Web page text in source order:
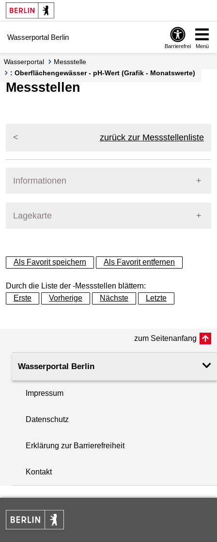
Springe zur Navigation
Springe zum Inhalt
Wasserportal Berlin
Barrierefrei Menü
Wasserportal
Messstelle
: Oberflächengewässer - pH-Wert (Grafik - Monatswerte)
Messstellen
zurück zur Messstellenliste
Informationen
Lagekarte
+
−
+
−
Als Favorit speichern Als Favorit entfernen
Durch die Liste der -Messstellen blättern:
Erste
Vorherige Nächste Letzte
zum Seitenanfang
Wasserportal Berlin
Impressum
Datenschutz
Erklärung zur Barrierefreiheit
Kontakt